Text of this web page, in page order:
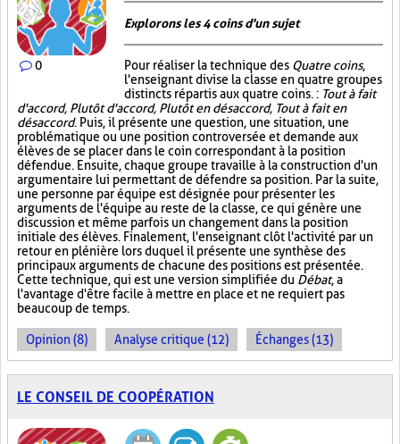
0
Explorons les 4 coins d'un sujet
Pour réaliser la technique des Quatre coins,
l'enseignant divise la classe en quatre groupes
distincts répartis aux quatre coins. : Tout à fait
d'accord, Plutôt d'accord, Plutôt en désaccord, Tout à fait en
désaccord. Puis, il présente une question, une situation, une
problématique ou une position controversée et demande aux
élèves de se placer dans le coin correspondant à la position
défendue. Ensuite, chaque groupe travaille à la construction d'un
argumentaire lui permettant de défendre sa position. Par la suite,
une personne par équipe est désignée pour présenter les
arguments de l'équipe au reste de la classe, ce qui génère une
discussion et même parfois un changement dans la position
initiale des élèves. Finalement, l'enseignant clôt l'activité par un
retour en plénière lors duquel il présente une synthèse des
principaux arguments de chacune des positions est présentée.
Cette technique, qui est une version simplifiée du Débat, a
l'avantage d'être facile à mettre en place et ne requiert pas
beaucoup de temps.
Opinion (8) Analyse critique (12) Échanges (13)
LE CONSEIL DE COOPÉRATION